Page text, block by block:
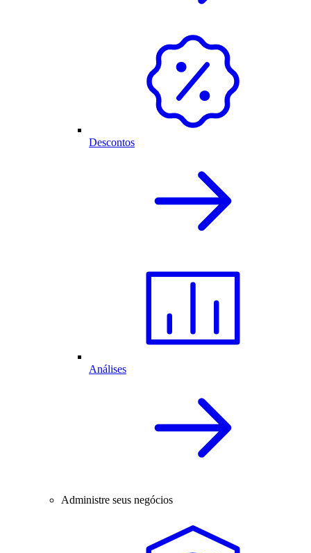
Descontos
Análises
Administre seus negócios